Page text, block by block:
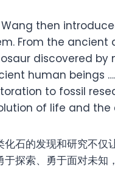
Wang then
From the ancient
discovered by
human beings
to fossil
of life and
化石的发现和研究不仅
于探索、勇于面对未知